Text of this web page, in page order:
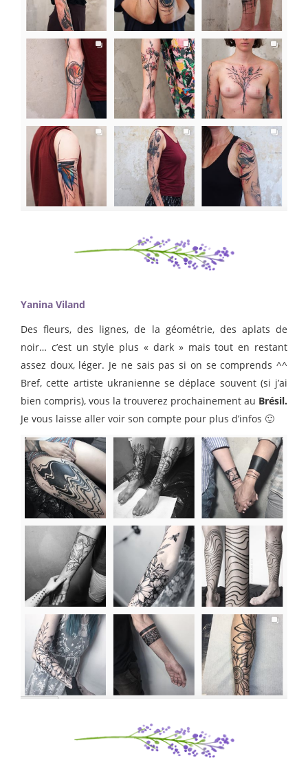
Yanina Viland
Des fleurs, des lignes, de la géométrie, des aplats de
noir… c’est un style plus « dark » mais tout en restant
assez doux, léger. Je ne sais pas si on se comprends ^^
Bref, cette artiste ukranienne se déplace souvent (si j’ai
bien compris), vous la trouverez prochainement au Brésil.
Je vous laisse aller voir son compte pour plus d’infos 🙂